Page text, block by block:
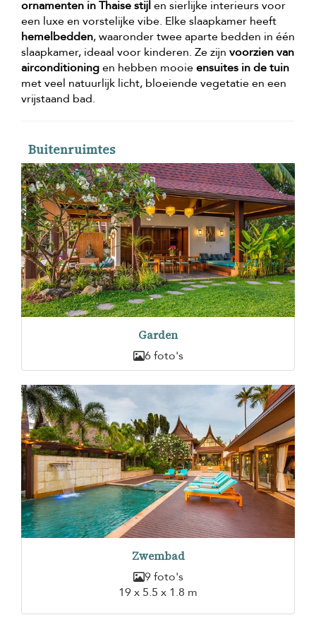
ornamenten in Thaise stijlen sierlijke interieurs voor
een luxe en vorstelijke vibe. Elke slaapkamer heeft
hemelbedden, waaronder twee aparte bedden in één
slaapkamer, ideaal voor kinderen. Ze zijn voorzien van
airconditioningen hebben mooieensuites in de tuin
met veel natuurlijk licht, bloeiende vegetatie en een
vrijstaand bad.
Buitenruimtes
Garden
6 foto's
Zwembad
9 foto's
19 x 5.5 x 1.8 m